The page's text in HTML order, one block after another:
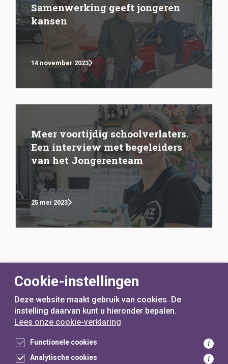
Samenwerking geeft jongeren
kansen
14 november 2023
Meer voortijdig schoolverlaters.
Een interview met begeleiders
van het Jongerenteam
25 mei 2023
voor inwoners,metgemeenten
Toegankelijkheidsverklaring
Cookie-instellingen
Deze website maakt gebruik van cookies. De
instelling daarvan kunt u hieronder bepalen.
Lees onze cookie-verklaring
Functionele cookies i
Analytische cookies i